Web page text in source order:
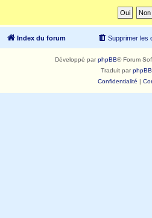
Index du forum Supprimer les
Développé parphpBB® Forum
Traduit par
Confidentialité |